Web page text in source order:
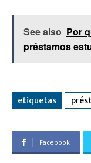
See also Por
préstamos
etiquetas
Facebook